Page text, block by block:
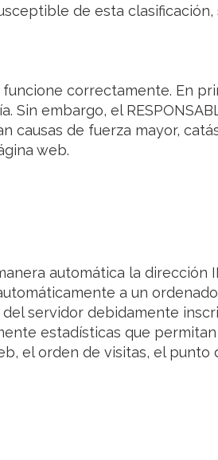
de esta
correctamente. En
Sin embargo, el
causas de fuerza mayor,
web.
automática la dirección
a un
servidor debidamente
estadísticas que
el orden de visitas, el punto